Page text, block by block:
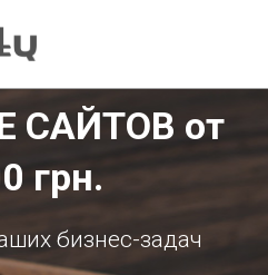
САЙТОВ от
грн.
бизнес-задач